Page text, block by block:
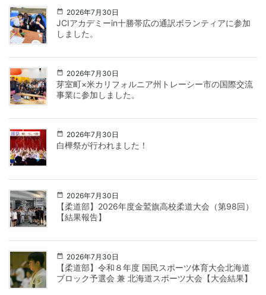
2026年7月30日
JCIアカデミーin十勝帯広の通訳ボランティアに参加
しました。
2026年7月30日
芽室町×米カリフォルニア州トレーシー市の国際交流
事業に参加しました。
2026年7月30日
白樺祭が行われました！
2026年7月30日
【柔道部】2026年度金鷲旗高校柔道大会（第98回）
【結果報告】
2026年7月30日
【柔道部】令和８年度 国民スポーツ体育大会北海道
ブロック予選会 兼 北海道スポーツ大会【大会結果】